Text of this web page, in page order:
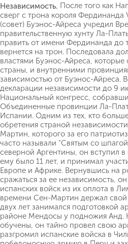
Независимость. После того как
сверг с трона короля Фердинанда
(совет) Буэнос-Айреса учредил
правительственную хунту Ла-
править от имени Фердинанда до
вернется на трон. Последовала
властями Буэнос-Айреса,
страны, и внутренними
зависимостью от Буэнос-Айреса.
декларации независимости до 9
Национальный конгресс,
Объединенные провинции Ла-
Испании. Одним из тех, кто
обретения страной
Мартин, которого за его
часто называли "Святым со
северной Аргентины, он вступил
ему было 11 лет, и принимал
Европе и Африке. Вернувшись на
сражаться за ее независимость,
испанских войск из их оплота в
времени Сен-Мартин держал свой
двух лет занимался подготовкой
районе Мендосы у подножия Анд.
обучены, он тайно провел свою
разгромил испанские войска в